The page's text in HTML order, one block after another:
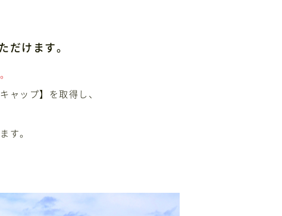
けます。
ャップ】を取得し、
す。